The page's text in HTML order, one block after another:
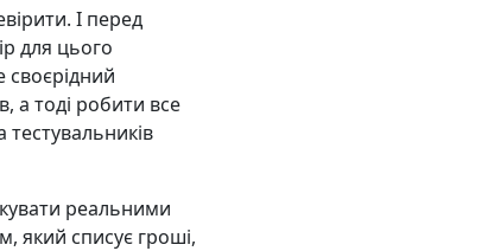
І перед
для цього
а тоді робити все
тестувальників
реальними
який списує гроші,